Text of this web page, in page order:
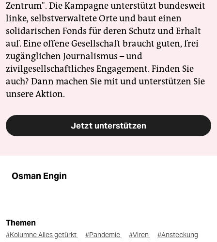
Zentrum". Die Kampagne unterstützt bundesweit
linke, selbstverwaltete Orte und baut einen
solidarischen Fonds für deren Schutz und Erhalt
auf. Eine offene Gesellschaft braucht guten, frei
zugänglichen Journalismus – und
zivilgesellschaftliches Engagement. Finden Sie
auch? Dann machen Sie mit und unterstützen Sie
unsere Aktion.
Jetzt unterstützen
Osman Engin
Themen
#Kolumne Alles getürkt #Pandemie #Viren #Ansteckung